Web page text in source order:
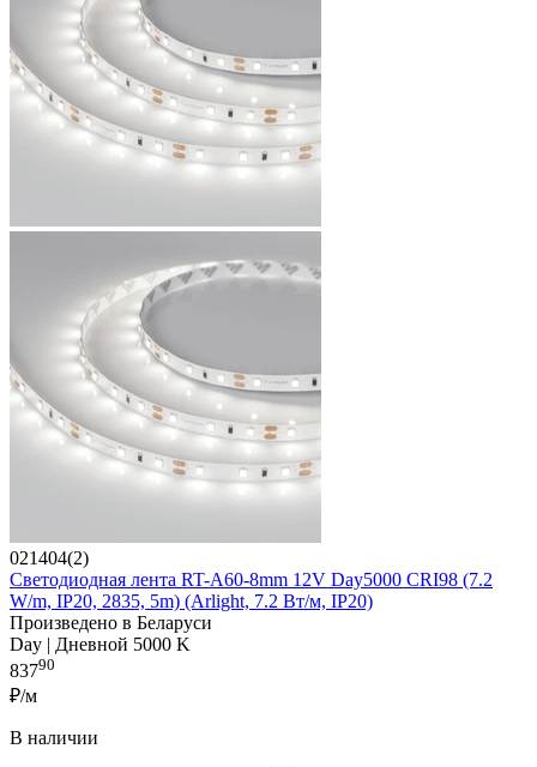
021404(2)
Светодиодная лента RT-A60-8mm 12V Day5000 CRI98 (7.2
W/m, IP20, 2835, 5m) (Arlight, 7.2 Вт/м, IP20)
Произведено в Беларуси
Day | Дневной 5000 K
83790
₽/м
В наличии